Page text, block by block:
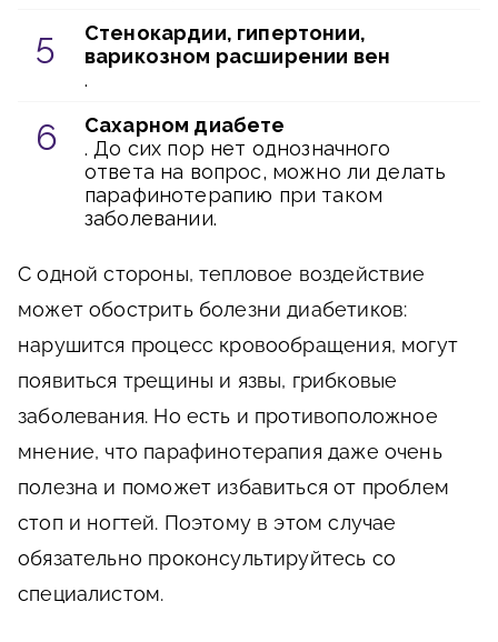
Стенокардии, гипертонии,
варикозном расширении вен
.
Сахарном диабете
. До сих пор нет однозначного
ответа на вопрос, можно ли делать
парафинотерапию при таком
заболевании.
С одной стороны, тепловое воздействие
может обострить болезни диабетиков:
нарушится процесс кровообращения, могут
появиться трещины и язвы, грибковые
заболевания. Но есть и противоположное
мнение, что парафинотерапия даже очень
полезна и поможет избавиться от проблем
стоп и ногтей. Поэтому в этом случае
обязательно проконсультируйтесь со
специалистом.